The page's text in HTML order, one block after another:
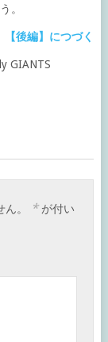
。
【後編】につづく
GIANTS
。 *が付い